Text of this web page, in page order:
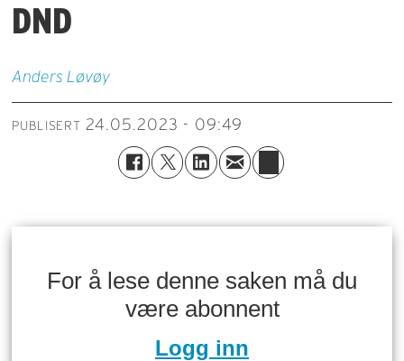
DND
Anders Løvøy
PUBLISERT 24.05.2023 - 09:49
For å lese denne saken må du
være abonnent
Logg inn